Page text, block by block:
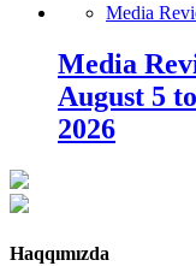
Media
Media
August 5
2026
Haqqımızda